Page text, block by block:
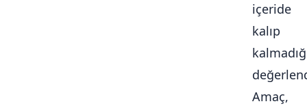
içeride
kalıp
Amaç,